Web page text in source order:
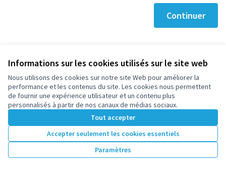
Informations sur les cookies utilisés sur le site web
Nous utilisons des cookies sur notre site Web pour améliorer la
performance et les contenus du site. Les cookies nous permettent
de fournir une expérience utilisateur et un contenu plus
personnalisés à partir de nos canaux de médias sociaux.
Tout accepter
Accepter seulement les cookies essentiels
Paramètres
Continuer
Conditions d'utilisation
Paramètres des cookies
participez.nanterre.fr sur X
(Lien externe)
participez.nanterre.fr sur Facebook
participez.nanterre.fr sur Instagram
participez.nanterre.fr sur YouTube
(Lien externe)
participez.nanterre.fr sur GitHub
(Lien externe)
Site réalisé grâce aulogiciel libre Decidim .
Licence
(Lien